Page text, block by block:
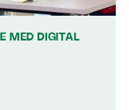
MED DIGITAL